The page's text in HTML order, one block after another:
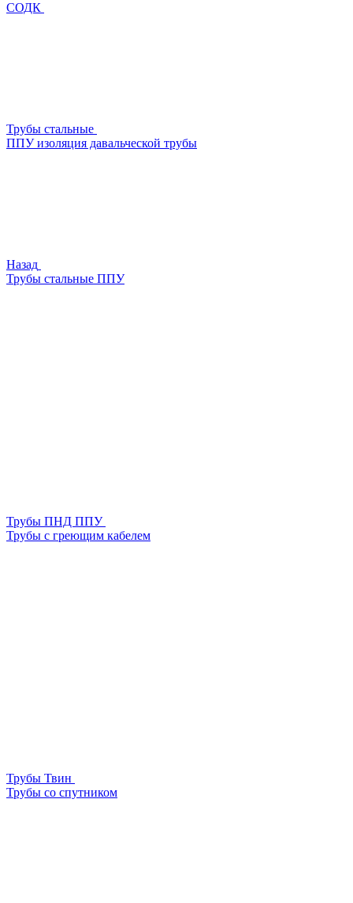
СОДК
Трубы стальные
ППУ изоляция давальческой трубы
Назад
Трубы стальные ППУ
Трубы ПНД ППУ
Трубы с греющим кабелем
Трубы Твин
Трубы со спутником